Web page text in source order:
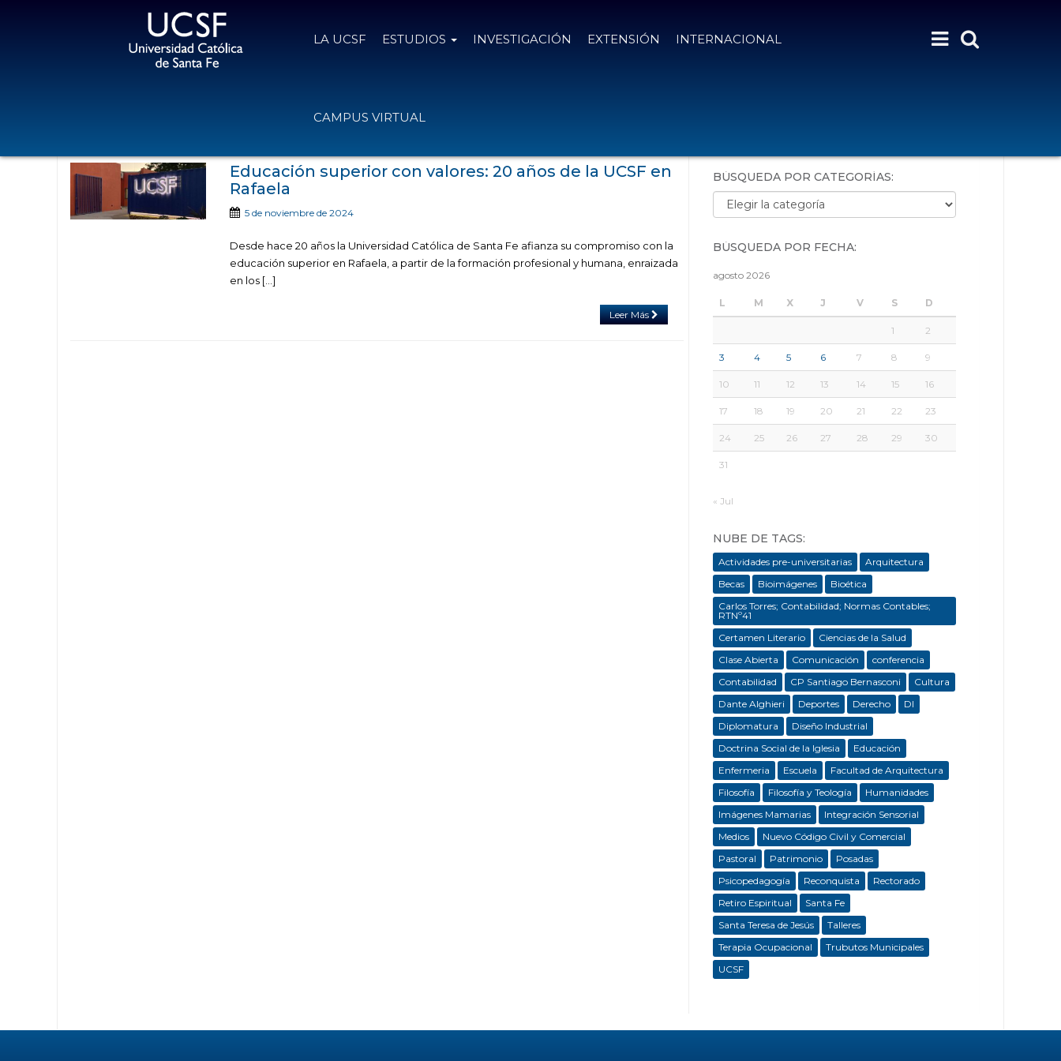
LA UCSF ESTUDIOS INVESTIGACIÓN EXTENSIÓN INTERNACIONAL
CAMPUS VIRTUAL
Transformación Digital (Posgrado)
Educación superior con valores: 20 años de la UCSF en
Rafaela
5 de noviembre de 2024
Desde hace 20 años la Universidad Católica de Santa Fe afianza su compromiso con la
educación superior en Rafaela, a partir de la formación profesional y humana, enraizada
en los […]
Leer Más
BÚSQUEDA POR CATEGORÍAS:
Búsqueda por categorías:
BÚSQUEDA POR FECHA:
agosto 2026
L M X J V S D
1 2
3 4 5 6 7 8 9
10 11 12 13 14 15 16
17 18 19 20 21 22 23
24 25 26 27 28 29 30
31
« Jul
NUBE DE TAGS:
Actividades pre-universitarias
Arquitectura
Becas
Bioimágenes
Bioética
Carlos Torres; Contabilidad; Normas Contables;
RTNº41
Certamen Literario
Ciencias de la Salud
Clase Abierta
Comunicación
conferencia
Contabilidad
CP Santiago Bernasconi
Cultura
Dante Alghieri
Deportes Derecho
DI
Diplomatura
Diseño Industrial
Doctrina Social de la Iglesia
Educación
Enfermeria
Escuela
Facultad de Arquitectura
Filosofía
Filosofía y Teología
Humanidades
Imágenes Mamarias
Integración Sensorial
Medios
Nuevo Código Civil y Comercial
Pastoral
Patrimonio
Posadas
Psicopedagogía
Reconquista
Rectorado
Retiro Espiritual
Santa Fe
Santa Teresa de Jesús
Talleres
Terapia Ocupacional
Trubutos Municipales
UCSF